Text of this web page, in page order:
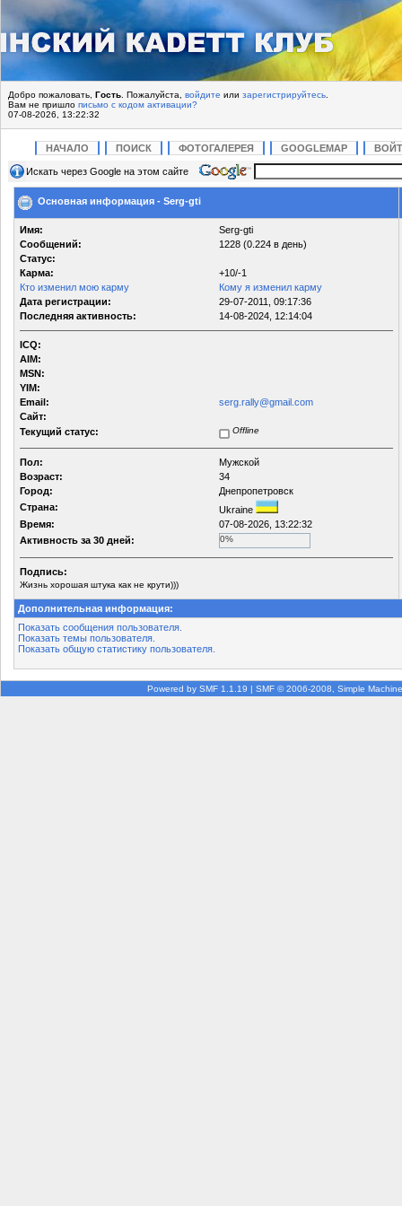
Добро пожаловать, Гость . Пожалуйста, войдите или зарегистрируйтесь
Вам не пришло письмо с кодом активации?
07-08-2026, 13:22:32
НАЧАЛО ПОИСК ФОТОГАЛЕРЕЯ GOOGLEMAP
Искать через Google на этом сайте
Основная информация - Serg-gti
Имя:
Serg-gti
Сообщений:
1228 (0.224 в день)
Статус:
Карма:
+10/-1
Кто изменил мою карму
Кому я изменил карму
Дата регистрации:
29-07-2011, 09:17:36
Последняя активность:
14-08-2024, 12:14:04
ICQ:
AIM:
MSN:
YIM:
Email:
serg.rally@gmail.com
Сайт:
Текущий статус:
Offline
Пол:
Мужской
Возраст:
34
Город:
Днепропетровск
Страна:
Ukraine
Время:
07-08-2026, 13:22:32
Активность за 30 дней:
0%
Подпись:
Жизнь хорошая штука как не крути)))
Дополнительная информация:
Показать сообщения пользователя.
Показать темы пользователя.
Показать общую статистику пользователя.
Powered by SMF 1.1.19 | SMF © 2006-2008, Simple